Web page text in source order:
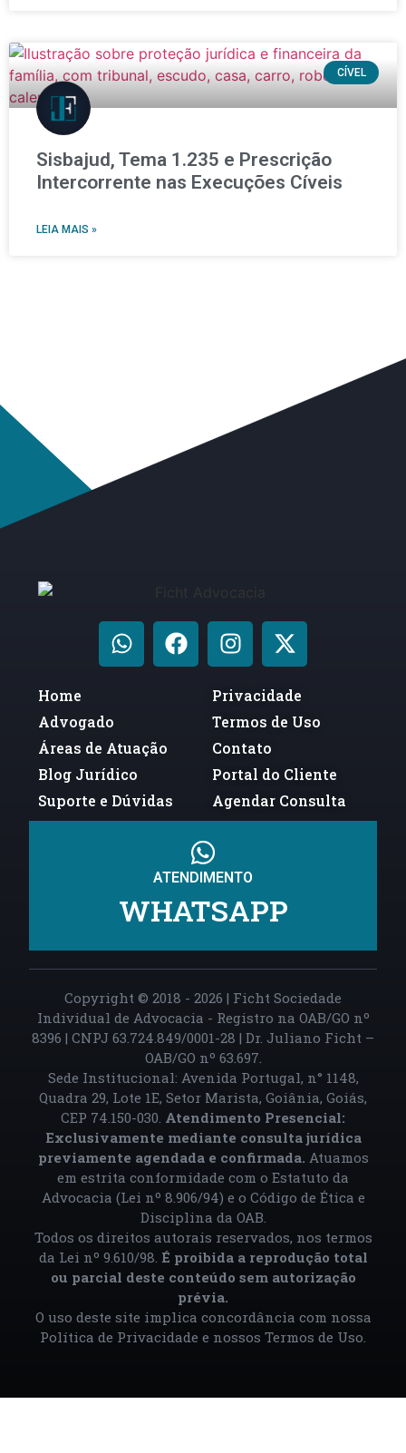
CÍVEL
Sisbajud, Tema 1.235 e Prescrição
Intercorrente nas Execuções Cíveis
LEIA MAIS »
Home
Advogado
Áreas de Atuação
Blog Jurídico
Suporte e Dúvidas
Privacidade
Termos de Uso
Contato
Portal do Cliente
Agendar Consulta
ATENDIMENTO
WHATSAPP
Copyright © 2018 - 2026 | Ficht Sociedade
Individual de Advocacia - Registro na OAB/GO nº
8396 | CNPJ 63.724.849/0001-28 | Dr. Juliano Ficht –
OAB/GO nº 63.697.
Sede Institucional: Avenida Portugal, n° 1148,
Quadra 29, Lote 1E, Setor Marista, Goiânia, Goiás,
CEP 74.150-030. Atendimento Presencial:
Exclusivamente mediante consulta jurídica
previamente agendada e confirmada. Atuamos
em estrita conformidade com o Estatuto da
Advocacia (Lei nº 8.906/94) e o Código de Ética e
Disciplina da OAB.
Todos os direitos autorais reservados, nos termos
da Lei nº 9.610/98. É proibida a reprodução total
ou parcial deste conteúdo sem autorização
prévia.
O uso deste site implica concordância com nossa
Política de Privacidade e nossos Termos de Uso